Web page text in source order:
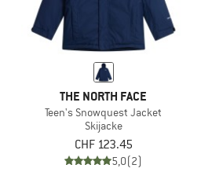
THE NORTH FACE
Teen's Snowquest Jacket
Skijacke
CHF 123.45
5,0(2)